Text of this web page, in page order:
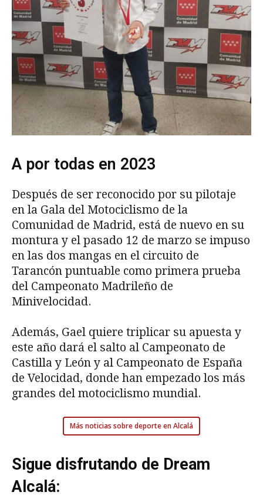
A por todas en 2023
Después de ser reconocido por su pilotaje
en la Gala del Motociclismo de la
Comunidad de Madrid, está de nuevo en su
montura y el pasado 12 de marzo se impuso
en las dos mangas en el circuito de
Tarancón puntuable como primera prueba
del Campeonato Madrileño de
Minivelocidad.
Además, Gael quiere triplicar su apuesta y
este año dará el salto al Campeonato de
Castilla y León y al Campeonato de España
de Velocidad, donde han empezado los más
grandes del motociclismo mundial.
Más noticias sobre deporte en Alcalá
Sigue disfrutando de Dream
Alcalá: